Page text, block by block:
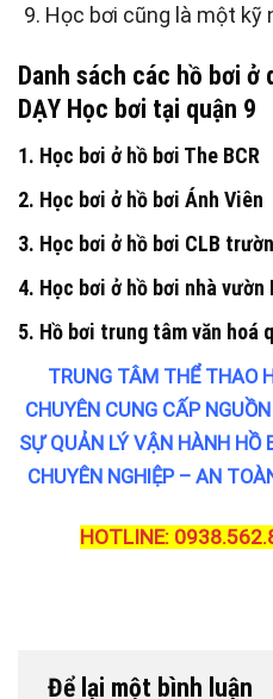
Học bơi cũng là một kỹ
Danh sách các hồ bơi ở
DẠY Học bơi tại quận 9
1. Học bơi ở hồ bơi The BCR
2. Học bơi ở hồ bơi Ánh Viên
3. Học bơi ở hồ bơi CLB
4. Học bơi ở hồ bơi nhà vườn
5. Hồ bơi trung tâm văn hoá
TRUNG TÂM THỂ THAO
CHUYÊN CUNG CẤP
SỰ QUẢN LÝ VẬN HÀNH HỒ
CHUYÊN NGHIỆP – AN
HOTLINE:
Để lại một bình luận